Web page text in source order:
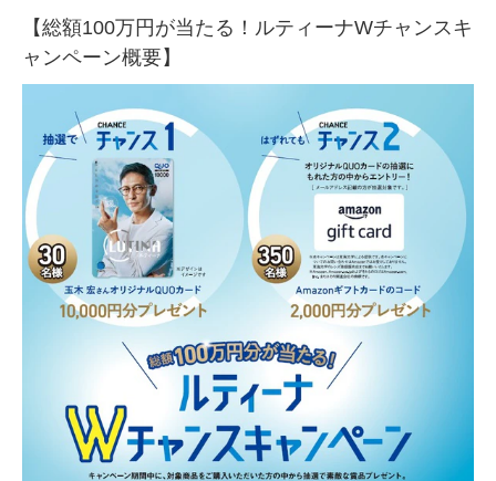
【総額100万円が当たる！ルティーナWチャンスキ
ャンペーン概要】